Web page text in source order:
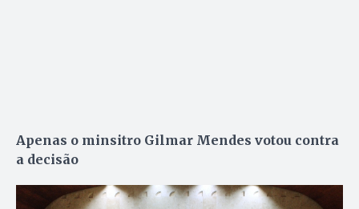
Apenas o minsitro Gilmar Mendes votou contra
a decisão